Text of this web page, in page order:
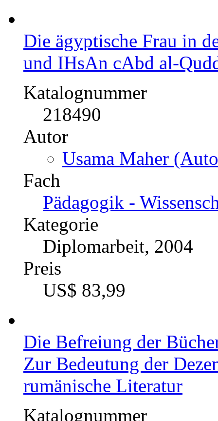
Die ägyptische Frau in
und IHsAn cAbd al-
Katalognummer
218490
Autor
Usama Maher
Fach
Pädagogik -
Kategorie
Diplomarbeit, 2004
Preis
US$ 83,99
Die Befreiung der
Zur Bedeutung der
rumänische Literatur
Katalognummer